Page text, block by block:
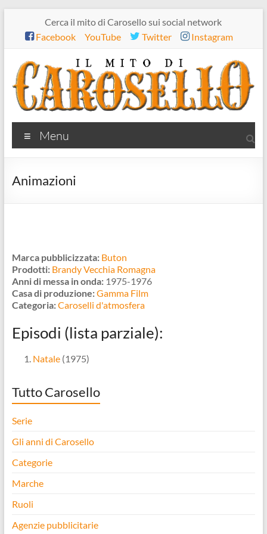
contenuto
Cerca il mito di Carosello sui social network
Facebook
YouTube Twitter Instagram
Il
mito
di
Menu
Animazioni
Marca pubblicizzata: Buton
Prodotti: Brandy Vecchia Romagna
Anni di messa in onda:1975-1976
Casa di produzione:Gamma Film
Categoria:Caroselli d'atmosfera
Episodi (lista parziale):
Natale(1975)
Tutto Carosello
Serie
Gli anni di Carosello
Categorie
Marche
Ruoli
Agenzie pubblicitarie